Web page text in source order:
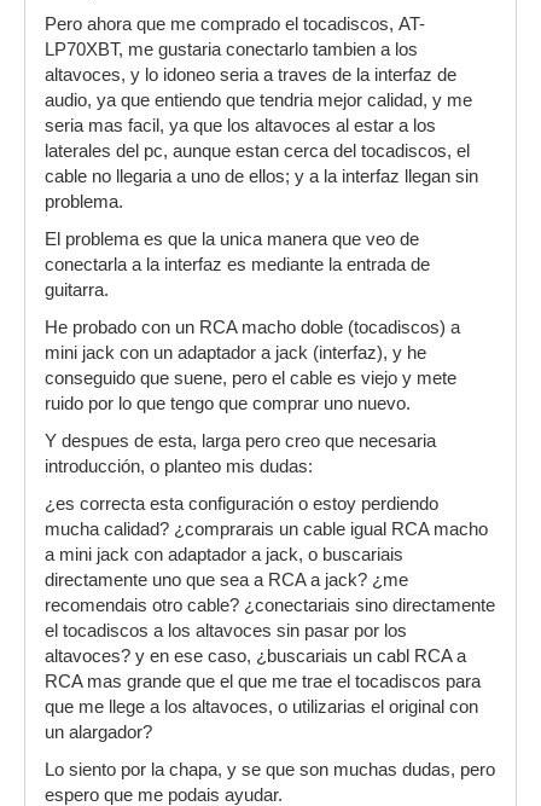
Pero ahora que me comprado el tocadiscos, AT-
LP70XBT, me gustaria conectarlo tambien a los
altavoces, y lo idoneo seria a traves de la interfaz de
audio, ya que entiendo que tendria mejor calidad, y me
seria mas facil, ya que los altavoces al estar a los
laterales del pc, aunque estan cerca del tocadiscos, el
cable no llegaria a uno de ellos; y a la interfaz llegan sin
problema.
El problema es que la unica manera que veo de
conectarla a la interfaz es mediante la entrada de
guitarra.
He probado con un RCA macho doble (tocadiscos) a
mini jack con un adaptador a jack (interfaz), y he
conseguido que suene, pero el cable es viejo y mete
ruido por lo que tengo que comprar uno nuevo.
Y despues de esta, larga pero creo que necesaria
introducción, o planteo mis dudas:
¿es correcta esta configuración o estoy perdiendo
mucha calidad? ¿comprarais un cable igual RCA macho
a mini jack con adaptador a jack, o buscariais
directamente uno que sea a RCA a jack? ¿me
recomendais otro cable? ¿conectariais sino directamente
el tocadiscos a los altavoces sin pasar por los
altavoces? y en ese caso, ¿buscariais un cabl RCA a
RCA mas grande que el que me trae el tocadiscos para
que me llege a los altavoces, o utilizarias el original con
un alargador?
Lo siento por la chapa, y se que son muchas dudas, pero
espero que me podais ayudar.